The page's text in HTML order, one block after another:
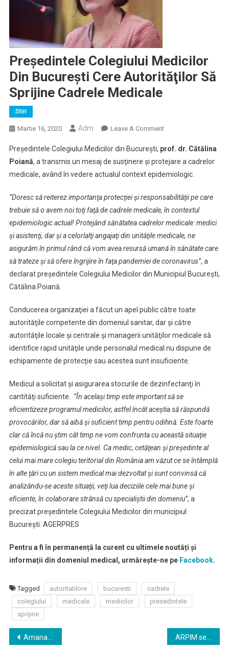
Preşedintele Colegiului Medicilor
Din Bucureşti Cere Autorităţilor Să
Sprijine Cadrele Medicale
Stiri
Martie 16, 2020 Adm Leave A CommentOn
Colegiului
Medicilor
Din
Cere
Autorităţilor
Să
Sprijine
Cadrele
Medicale
Preşedintele Colegiului Medicilor din Bucureşti, prof. dr. Cătălina
Poiană, a transmis un mesaj de susţinere şi protejare a cadrelor
medicale, având în vedere actualul context epidemiologic.
“Doresc să reiterez importanţa protecţiei şi responsabilităţii pe care
trebuie să o avem noi toţi faţă de cadrele medicale, în contextul
epidemiologic actual! Protejând sănătatea cadrelor medicale: medici
şi asistenţi, dar şi a celorlalţi angajaţi din unităţile medicale, ne
asigurăm în primul rând că vom avea resursă umană în sănătate care
să trateze şi să ofere îngrijire în faţa pandemiei de coronavirus”, a
declarat preşedintele Colegiului Medicilor din Municipiul Bucureşti,
Cătălina Poiană.
Conducerea organizaţiei a făcut un apel public către toate
autorităţile competente din domeniul sanitar, dar şi către
autorităţile locale şi centrale şi managerii unităţilor medicale să
identifice rapid unităţile unde personalul medical nu dispune de
echipamente de protecţie sau acestea sunt insuficiente.
Medicul a solicitat şi asigurarea stocurile de dezinfectanţi în
cantităţi suficiente. “În acelaşi timp este important să se
eficientizeze programul medicilor, astfel încât aceştia să răspundă
provocărilor, dar să aibă şi suficient timp pentru odihnă. Este foarte
clar că încă nu ştim cât timp ne vom confrunta cu această situaţie
epidemiologică sau la ce nivel. Ca medic, cetăţean şi preşedinte al
celui mai mare colegiu teritorial din România am văzut ce se întâmplă
în alte ţări cu un sistem medical mai dezvoltat şi sunt convinsă că
analizându-se aceste situaţii, veţi lua deciziile cele mai bune şi
eficiente, în colaborare strânsă cu specialiştii din domeniu”, a
precizat preşedintele Colegiului Medicilor din municipiul
Bucureşti. AGERPRES
Pentru a fi în permanență la curent cu ultimele noutăți și
informații din domeniul medical, urmărește-ne pe Facebook.
Tagged autoritatilore bucuresti
cadrele
colegiului
medicale medicilor
presedintele
sprijine
Navigare
Amanare Conferinta PediPractic, Iasi, 20 – 22 martie 2020